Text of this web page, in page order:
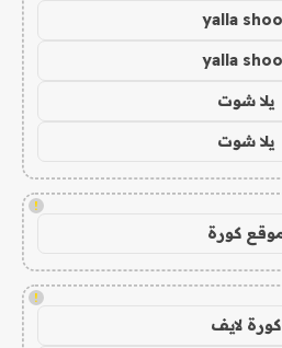
yalla
yalla
يلا شوت
يلا شوت
!
كورة
!
كورة لايف